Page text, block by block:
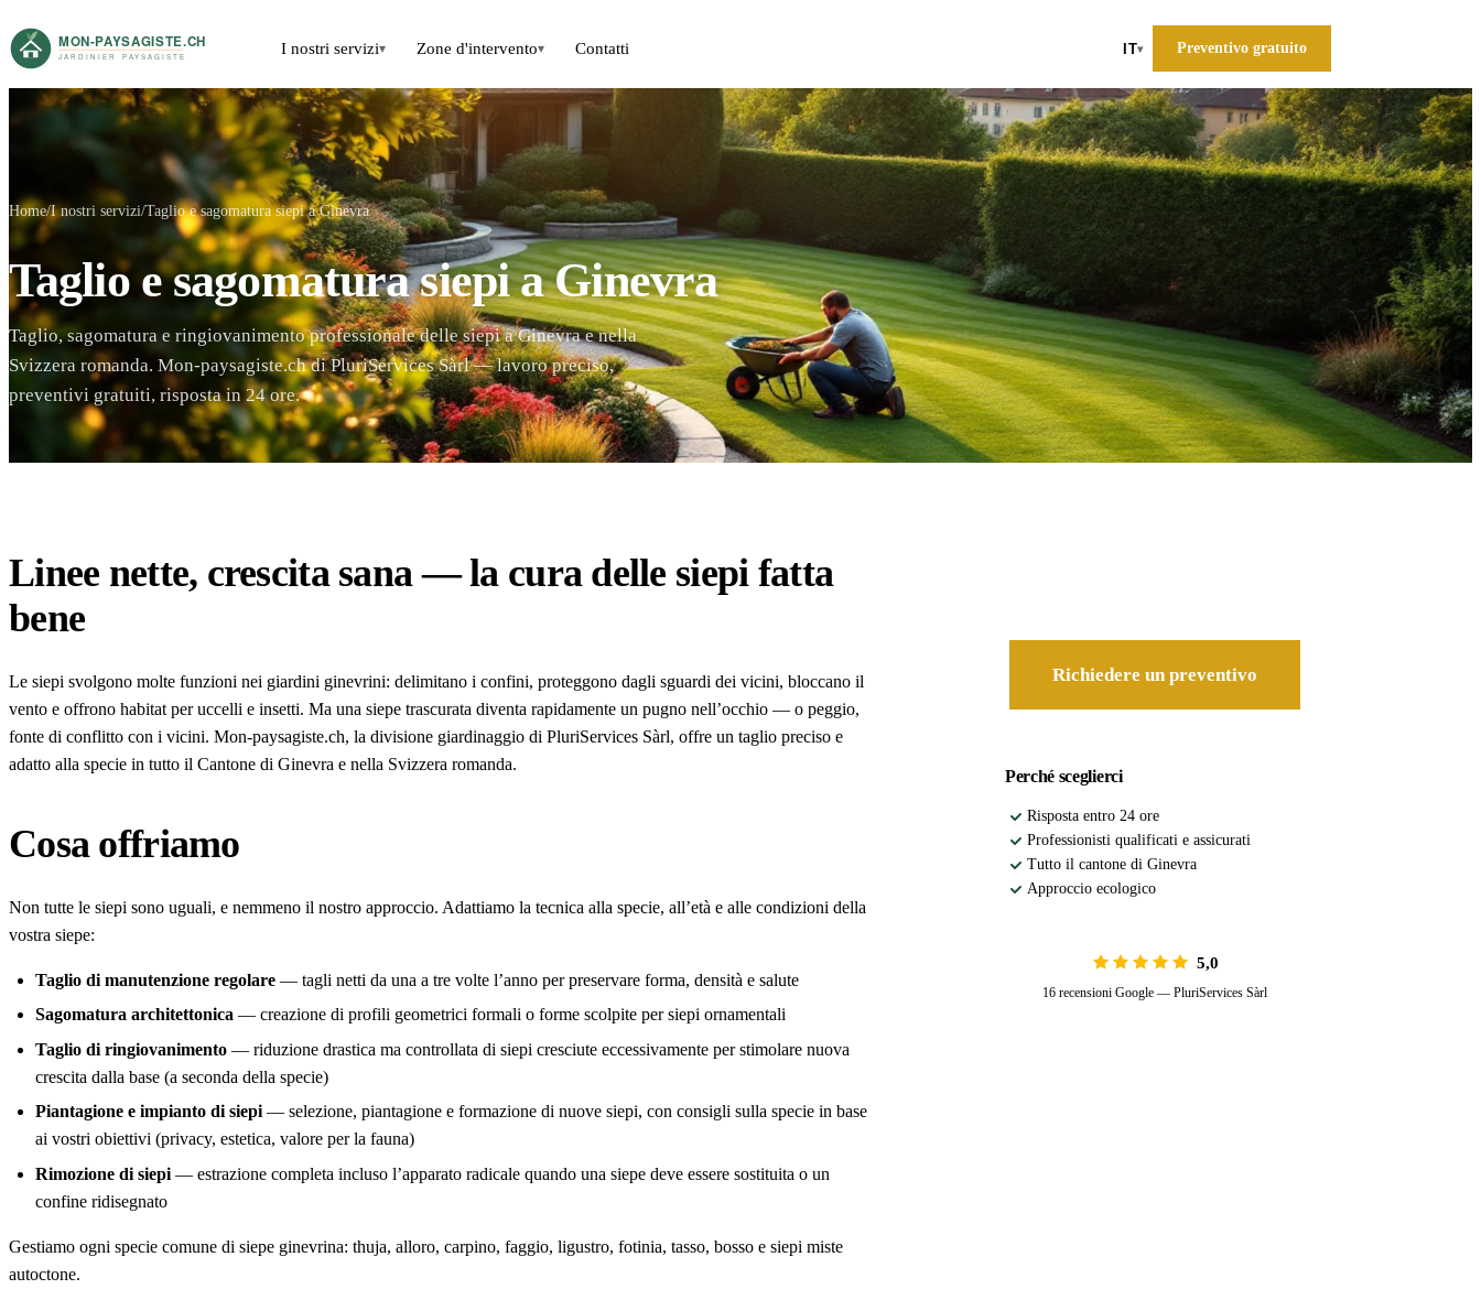
I nostri servizi▾ Zone d'intervento▾ Contatti IT▾ Preventivo gratuito
Home I nostri servizi Taglio e sagomatura siepi a Ginevra
Taglio e sagomatura siepi a Ginevra
Taglio, sagomatura e ringiovanimento professionale delle siepi a Ginevra e nella
Svizzera romanda. Mon-paysagiste.ch di PluriServices Sàrl — lavoro preciso,
preventivi gratuiti, risposta in 24 ore.
Linee nette, crescita sana — la cura delle siepi fatta
bene
Le siepi svolgono molte funzioni nei giardini ginevrini: delimitano i confini, proteggono dagli sguardi dei vicini, bloccano il
vento e offrono habitat per uccelli e insetti. Ma una siepe trascurata diventa rapidamente un pugno nell’occhio — o peggio,
fonte di conflitto con i vicini. Mon-paysagiste.ch, la divisione giardinaggio di PluriServices Sàrl, offre un taglio preciso e
adatto alla specie in tutto il Cantone di Ginevra e nella Svizzera romanda.
Cosa offriamo
Non tutte le siepi sono uguali, e nemmeno il nostro approccio. Adattiamo la tecnica alla specie, all’età e alle condizioni della
vostra siepe:
Taglio di manutenzione regolare — tagli netti da una a tre volte l’anno per preservare forma, densità e salute
Sagomatura architettonica — creazione di profili geometrici formali o forme scolpite per siepi ornamentali
Taglio di ringiovanimento — riduzione drastica ma controllata di siepi cresciute eccessivamente per stimolare nuova
crescita dalla base (a seconda della specie)
Piantagione e impianto di siepi — selezione, piantagione e formazione di nuove siepi, con consigli sulla specie in base
ai vostri obiettivi (privacy, estetica, valore per la fauna)
Rimozione di siepi — estrazione completa incluso l’apparato radicale quando una siepe deve essere sostituita o un
confine ridisegnato
Gestiamo ogni specie comune di siepe ginevrina: thuja, alloro, carpino, faggio, ligustro, fotinia, tasso, bosso e siepi miste
autoctone.
Richiedere un preventivo
Perché sceglierci
Risposta entro 24 ore
Professionisti qualificati e assicurati
Tutto il cantone di Ginevra
Approccio ecologico
5,0
16 recensioni Google — PluriServices Sàrl